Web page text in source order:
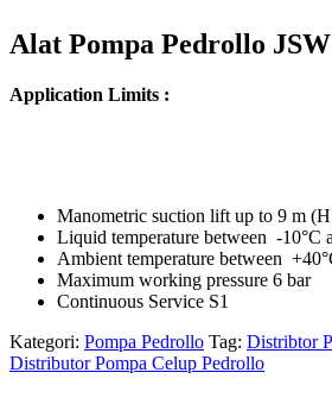
Alat Pompa Pedrollo
Application Limits :
Manometric suction lift up to 9 m
Liquid temperature between -10°C
Ambient temperature between
Maximum working pressure 6 bar
Continuous Service S1
Kategori: Pompa Pedrollo Tag: Distribtor
Distributor Pompa Celup Pedrollo